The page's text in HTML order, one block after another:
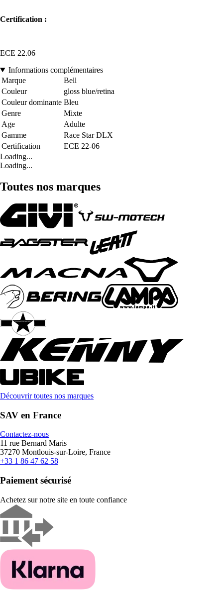
Certification :
ECE 22.06
Informations complémentaires
Marque
Bell
Couleur
gloss blue/retina
Couleur dominante Bleu
Genre
Mixte
Age
Adulte
Gamme
Race Star DLX
Certification
ECE 22-06
Loading...
Loading...
Toutes nos marques
Découvrir toutes nos marques
SAV en France
Contactez-nous
11 rue Bernard Maris
37270 Montlouis-sur-Loire, France
+33 1 86 47 62 58
Paiement sécurisé
Achetez sur notre site en toute confiance